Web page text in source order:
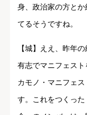
身、政治家の方と
てるそうですね。
【城】ええ、昨年
有志でマニフェス
カモノ・マニフェ
す。これをつくっ